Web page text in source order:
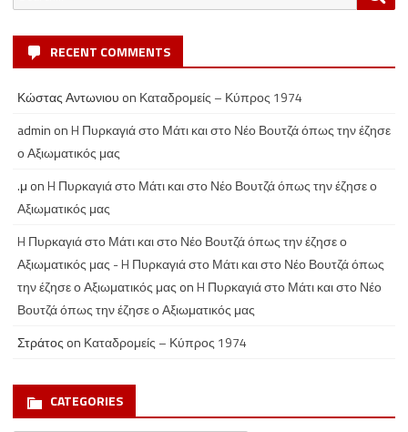
for:
RECENT COMMENTS
Κώστας Αντωνιου on Καταδρομείς – Κύπρος 1974
admin onH Πυρκαγιά στο Μάτι και στο Νέο Βουτζά όπως την έζησε
ο Αξιωματικός μας
.μ onH Πυρκαγιά στο Μάτι και στο Νέο Βουτζά όπως την έζησε ο
Αξιωματικός μας
H Πυρκαγιά στο Μάτι και στο Νέο Βουτζά όπως την έζησε ο
Αξιωματικός μας - H Πυρκαγιά στο Μάτι και στο Νέο Βουτζά όπως
την έζησε ο Αξιωματικός μαςonH Πυρκαγιά στο Μάτι και στο Νέο
Βουτζά όπως την έζησε ο Αξιωματικός μας
Στράτοςon Καταδρομείς – Κύπρος 1974
CATEGORIES